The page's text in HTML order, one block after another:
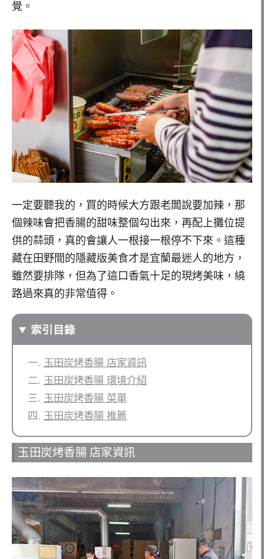
覺。
一定要聽我的，買的時候大方跟老闆說要加辣，那
個辣味會把香腸的甜味整個勾出來，再配上攤位提
供的蒜頭，真的會讓人一根接一根停不下來。這種
藏在田野間的隱藏版美食才是宜蘭最迷人的地方，
雖然要排隊，但為了這口香氣十足的現烤美味，繞
路過來真的非常值得。
索引目錄
玉田炭烤香腸 店家資訊
玉田炭烤香腸 環境介紹
玉田炭烤香腸 菜單
玉田炭烤香腸 推薦
玉田炭烤香腸 店家資訊